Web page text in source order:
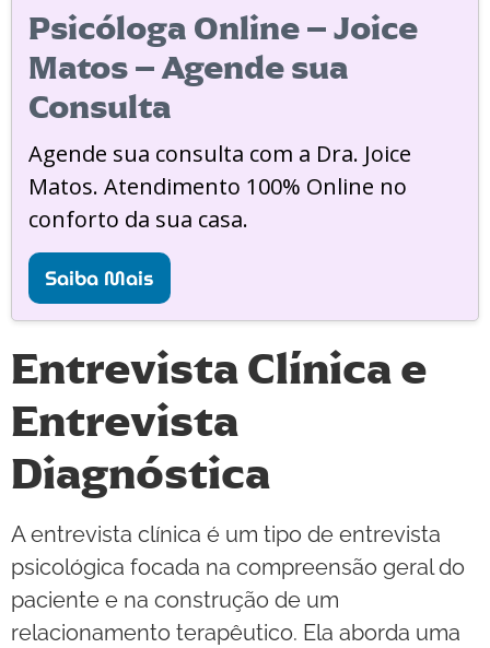
Psicóloga Online – Joice
Matos – Agende sua
Consulta
Agende sua consulta com a Dra. Joice
Matos. Atendimento 100% Online no
conforto da sua casa.
Saiba Mais
Entrevista Clínica e
Entrevista
Diagnóstica
A entrevista clínica é um tipo de entrevista
psicológica focada na compreensão geral do
paciente e na construção de um
relacionamento terapêutico. Ela aborda uma